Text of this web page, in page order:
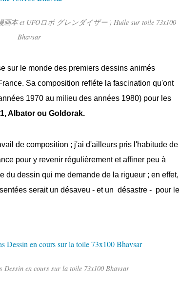
画本 et UFOロボ グレンダイザー ) Huile sur toile 73x100
Bhavsar
sur le monde des premiers dessins animés
Sa composition refléte la fascination qu'ont
1970 au milieu des années 1980) pour les
Albator ou Goldorak.
de composition ; j'ai d'ailleurs pris l'habitude de
pour y revenir régulièrement et affiner peu à
du dessin qui me demande de la rigueur ; en effet,
serait un désaveu - et un désastre - pour le
Dessin en cours sur la toile 73x100 Bhavsar